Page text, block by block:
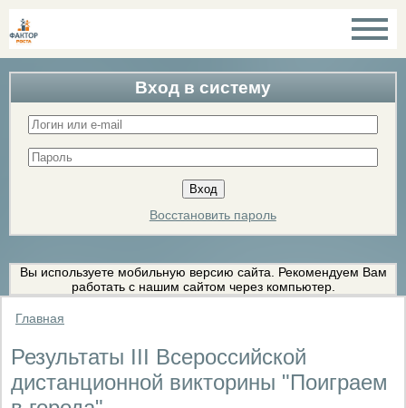
Вход в систему
Восстановить пароль
Вы используете мобильную версию сайта. Рекомендуем Вам
работать с нашим сайтом через компьютер.
Главная
Результаты III Всероссийской
дистанционной викторины "Поиграем